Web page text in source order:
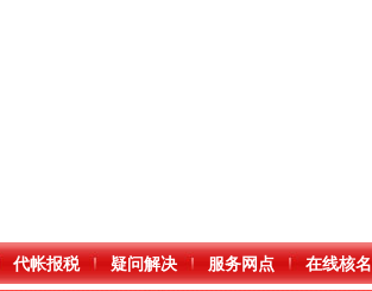
代帐报税 疑问解决 服务网点 在线核名